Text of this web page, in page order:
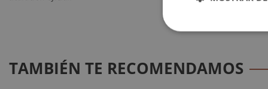
TAMBIÉN TE RECOMENDAMOS